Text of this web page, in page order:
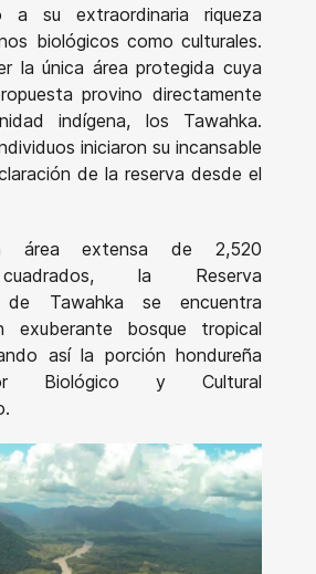
a su extraordinaria riqueza
biológicos como culturales.
la única área protegida cuya
provino directamente
indígena, los Tawahka.
iniciaron su incansable
de la reserva desde el
área extensa de 2,520
la Reserva
de Tawahka se encuentra
exuberante bosque tropical
así la porción hondureña
Biológico y Cultural